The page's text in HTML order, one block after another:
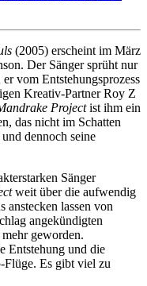
(2005) erscheint im März
Der Sänger sprüht nur
vom Entstehungsprozess
Kreativ-Partner Roy Z
Projectist ihm ein
das nicht im Schatten
dennoch seine
Sänger
weit über die aufwendig
lassen von
angekündigten
geworden.
Entstehung und die
Es gibt viel zu